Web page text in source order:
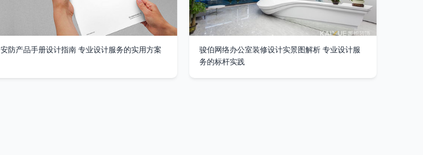
安防产品手册设计指南 专业设计服务的实用方案
骏伯网络办公室装修设计实景图解析 专业设计服
务的标杆实践